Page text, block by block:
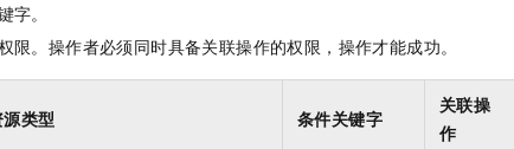
。
。操作者必须同时具备关联操作的权限，操作才能成功。
类型 条件关键字
关联操
作